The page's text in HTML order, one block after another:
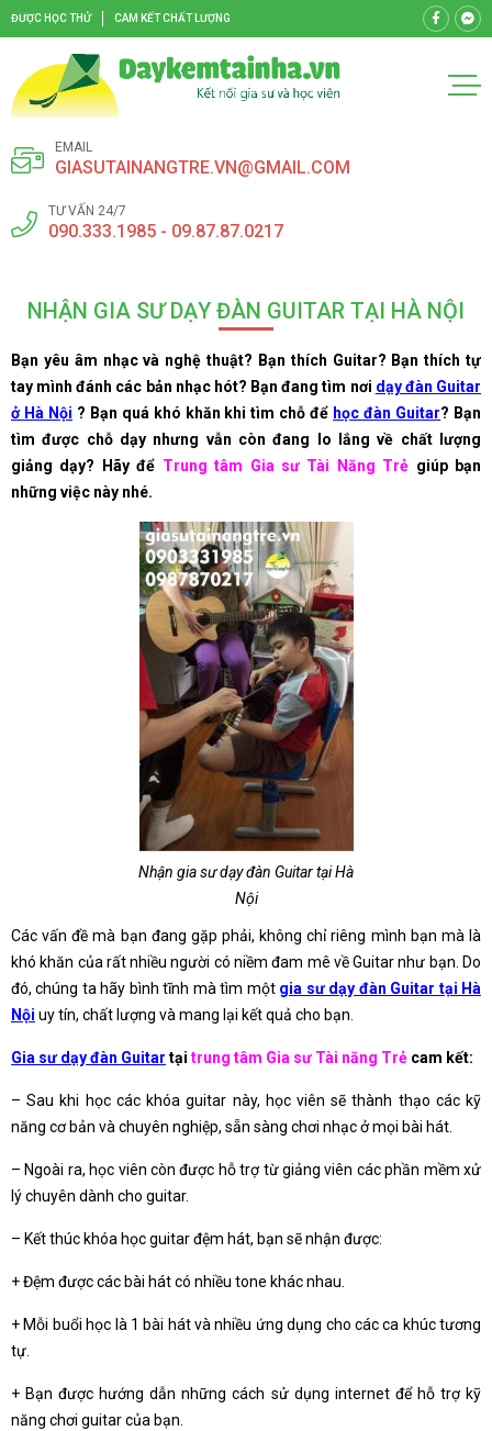
ĐƯỢC HỌC THỬ CAM KẾT CHẤT LƯỢNG
EMAIL
GIASUTAINANGTRE.VN@GMAIL.COM
TƯ VẤN 24/7
090.333.1985 - 09.87.87.0217
NHẬN GIA SƯ DẠY ĐÀN GUITAR TẠI HÀ NỘI
Bạn yêu âm nhạc và nghệ thuật? Bạn thích Guitar? Bạn thích tự
tay mình đánh các bản nhạc hót? Bạn đang tìm nơi dạy đàn Guitar
ở Hà Nội ? Bạn quá khó khăn khi tìm chỗ để học đàn Guitar? Bạn
tìm được chỗ dạy nhưng vẫn còn đang lo lắng về chất lượng
giảng dạy? Hãy để Trung tâm Gia sư Tài Năng Trẻ giúp bạn
những việc này nhé.
Nhận gia sư dạy đàn Guitar tại Hà
Nội
Các vấn đề mà bạn đang gặp phải, không chỉ riêng mình bạn mà là
khó khăn của rất nhiều người có niềm đam mê về Guitar như bạn. Do
đó, chúng ta hãy bình tĩnh mà tìm một gia sư dạy đàn Guitar tại Hà
Nội uy tín, chất lượng và mang lại kết quả cho bạn.
Gia sư dạy đàn Guitar tại trung tâm Gia sư Tài năng Trẻ cam kết:
– Sau khi học các khóa guitar này, học viên sẽ thành thạo các kỹ
năng cơ bản và chuyên nghiệp, sẵn sàng chơi nhạc ở mọi bài hát.
– Ngoài ra, học viên còn được hỗ trợ từ giảng viên các phần mềm xử
lý chuyên dành cho guitar.
– Kết thúc khóa học guitar đệm hát, bạn sẽ nhận được:
+ Đệm được các bài hát có nhiều tone khác nhau.
+ Mỗi buổi học là 1 bài hát và nhiều ứng dụng cho các ca khúc tương
tự.
+ Bạn được hướng dẫn những cách sử dụng internet để hỗ trợ kỹ
năng chơi guitar của bạn.